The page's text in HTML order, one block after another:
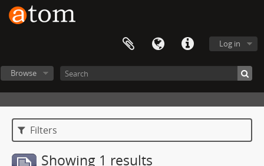
Log in
Browse
Filters
Showing 1 results